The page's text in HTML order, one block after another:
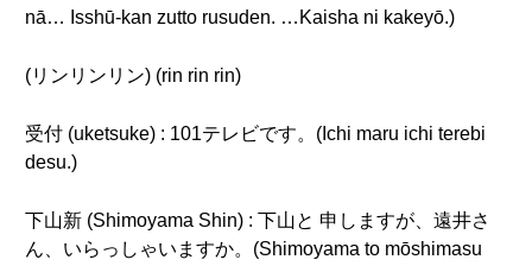
nā… Isshū-kan zutto rusuden. …Kaisha ni kakeyō.)
(リンリンリン) (rin rin rin)
受付 (uketsuke) : 101テレビです。(Ichi maru ichi terebi
desu.)
下山新 (Shimoyama Shin) : 下山と 申しますが、遠井さ
ん、いらっしゃいますか。(Shimoyama to mōshimasu